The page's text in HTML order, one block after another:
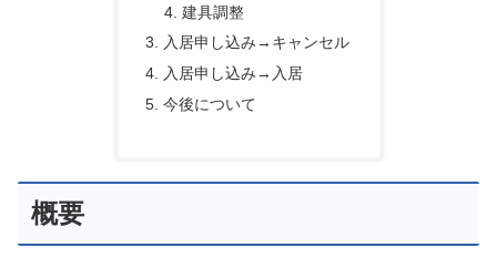
建具調整
入居申し込み→キャンセル
入居申し込み→入居
今後について
概要